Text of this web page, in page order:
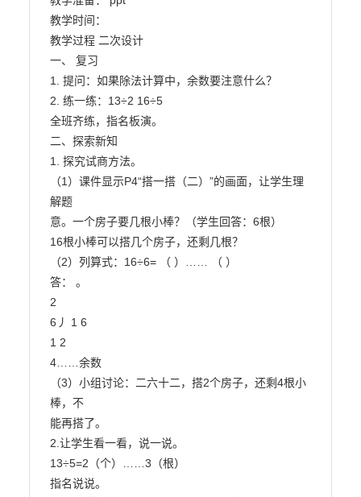
教学时间：
教学过程 二次设计
一、 复习
1. 提问：如果除法计算中，余数要注意什么？
2. 练一练：13÷2 16÷5
全班齐练，指名板演。
二、探索新知
1. 探究试商方法。
（1）课件显示P4“搭一搭（二）”的画面，让学生理
解题
意。一个房子要几根小棒？（学生回答：6根）
16根小棒可以搭几个房子，还剩几根？
（2）列算式：16÷6= （ ）…… （ ）
答： 。
2
6丿 1 6
1 2
4……余数
（3）小组讨论：二六十二，搭2个房子，还剩4根小
棒，不
能再搭了。
2.让学生看一看，说一说。
13÷5=2（个）……3（根）
指名说说。